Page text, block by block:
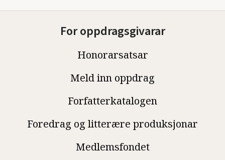
For oppdragsgivarar
Honorarsatsar
Meld inn oppdrag
Forfatterkatalogen
Foredrag og litterære produksjonar
Medlemsfondet